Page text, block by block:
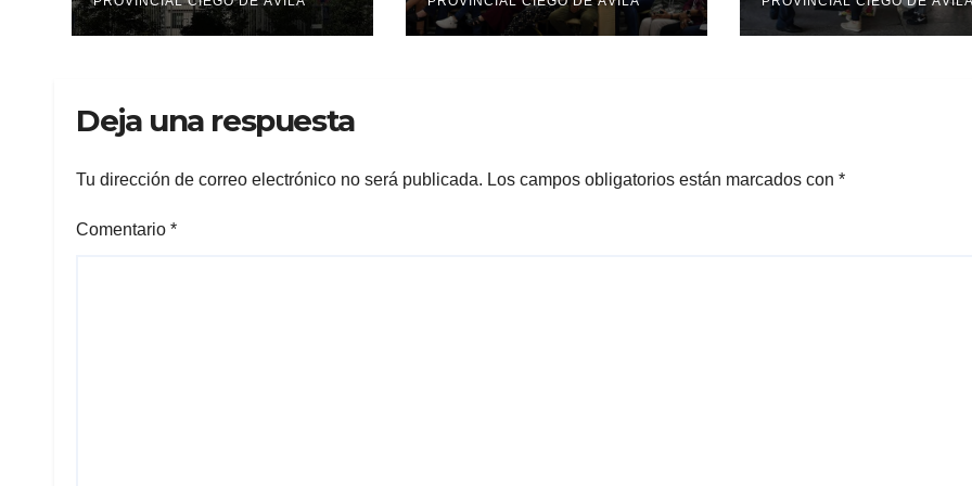
a la cooperación
militar con Rusia y
cambios para
viajeros
Deja una respuesta
Tu dirección de correo electrónico no será publicada. Los campos obligatorios están marcados con *
Comentario *